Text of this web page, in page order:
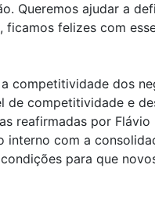
Queremos ajudar a
ficamos felizes com
competitividade dos
de competitividade e
reafirmadas por
interno com a
para que